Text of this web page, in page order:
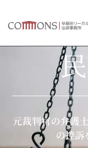
元裁判官の弁護
の控訴